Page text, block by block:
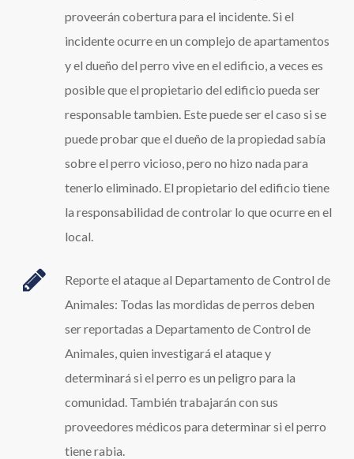
proveerán cobertura para el incidente. Si el
incidente ocurre en un complejo de apartamentos
y el dueño del perro vive en el edificio, a veces es
posible que el propietario del edificio pueda ser
responsable tambien. Este puede ser el caso si se
puede probar que el dueño de la propiedad sabía
sobre el perro vicioso, pero no hizo nada para
tenerlo eliminado. El propietario del edificio tiene
la responsabilidad de controlar lo que ocurre en el
local.
Reporte el ataque al Departamento de Control de
Animales: Todas las mordidas de perros deben
ser reportadas a Departamento de Control de
Animales, quien investigará el ataque y
determinará si el perro es un peligro para la
comunidad. También trabajarán con sus
proveedores médicos para determinar si el perro
tiene rabia.